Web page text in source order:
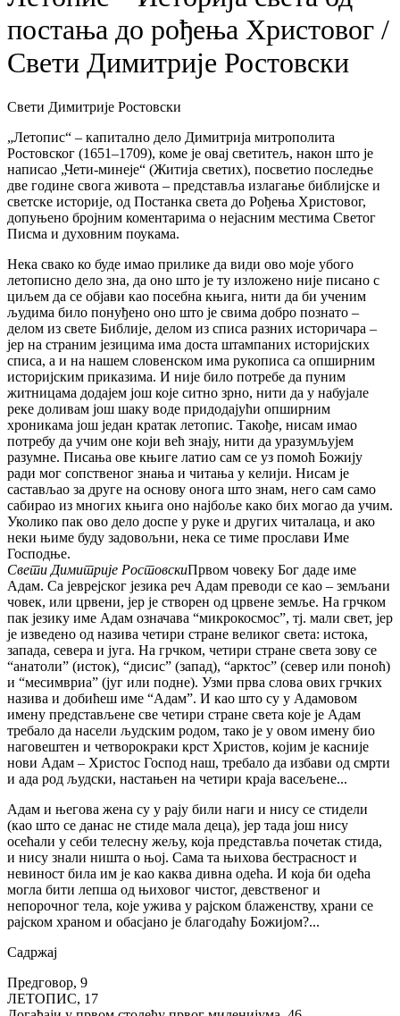
постања до рођења Христовог /
Свети Димитрије Ростовски
Свети Димитрије Ростовски
„Летопис“ – капитално дело Димитрија митрополита
Ростовског (1651–1709), коме је овај светитељ, након што је
написао „Чети-минеје“ (Житија светих), посветио последње
две године свога живота – представља излагање библијске и
светске историје, од Постанка света до Рођења Христовог,
допуњено бројним коментарима о нејасним местима Светог
Писма и духовним поукама.
Нека свако ко буде имао прилике да види ово моје убого
летописно дело зна, да оно што је ту изложено није писано с
циљем да се објави као посебна књига, нити да би ученим
људима било понуђено оно што је свима добро познато –
делом из свете Библије, делом из списа разних историчара –
јер на страним језицима има доста штампаних историјских
списа, а и на нашем словенском има рукописа са опширним
историјским приказима. И није било потребе да пуним
житницама додајем још које ситно зрно, нити да у набујале
реке доливам још шаку воде придодајући опширним
хроникама још један кратак летопис. Такође, нисам имао
потребу да учим оне који већ знају, нити да уразумљујем
разумне. Писања ове књиге латио сам се уз помоћ Божију
ради мог сопственог знања и читања у келији. Нисам је
састављао за друге на основу онога што знам, него сам само
сабирао из многих књига оно најбоље како бих могао да учим.
Уколико пак ово дело доспе у руке и других читалаца, и ако
неки њиме буду задовољни, нека се тиме прослави Име
Господње.
Свети Димитрије РостовскиПрвом човеку Бог даде име
Адам. Са јеврејског језика реч Адам преводи се као – земљани
човек, или црвени, јер је створен од црвене земље. На грчком
пак језику име Адам означава “микрокосмос”, тј. мали свет, јер
је изведено од назива четири стране великог света: истока,
запада, севера и југа. На грчком, четири стране света зову се
“анатоли” (исток), “дисис” (запад), “арктос” (север или поноћ)
и “месимвриа” (југ или подне). Узми прва слова ових грчких
назива и добићеш име “Адам”. И као што су у Адамовом
имену представљене све четири стране света које је Адам
требало да насели људским родом, тако је у овом имену био
наговештен и четворокраки крст Христов, којим је касније
нови Адам – Христос Господ наш, требало да избави од смрти
и ада род људски, настањен на четири краја васељене...
Адам и његова жена су у рају били наги и нису се стидели
(као што се данас не стиде мала деца), јер тада још нису
осећали у себи телесну жељу, која представља почетак стида,
и нису знали ништа о њој. Сама та њихова бестрасност и
невиност била им је као каква дивна одећа. И која би одећа
могла бити лепша од њиховог чистог, девственог и
непорочног тела, које ужива у рајском блаженству, храни се
рајском храном и обасјано је благодаћу Божијом?...
Садржај
Предговор, 9
ЛЕТОПИС, 17